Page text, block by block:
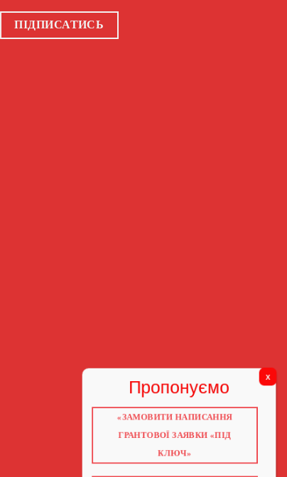
ПІДПИСАТИСЬ
«ЗАМОВИТИ НАПИСАННЯ
ГРАНТОВОЇ ЗАЯВКИ «ПІД
КЛЮЧ»